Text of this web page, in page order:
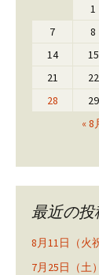
« 8
1
7
8
14
15
21
22
28
29
最近の投
8月11日（火
7月25日（土